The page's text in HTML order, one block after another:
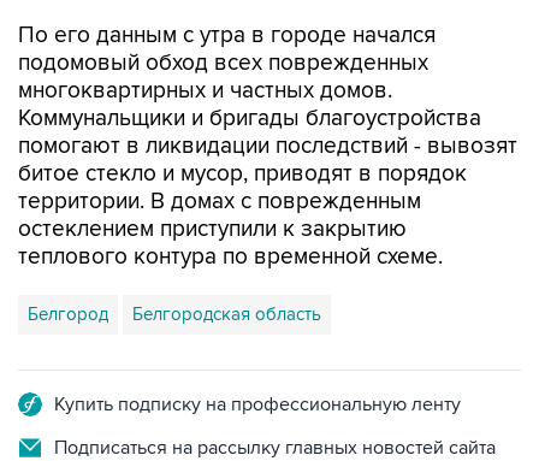
По его данным с утра в городе начался
подомовый обход всех поврежденных
многоквартирных и частных домов.
Коммунальщики и бригады благоустройства
помогают в ликвидации последствий - вывозят
битое стекло и мусор, приводят в порядок
территории. В домах с поврежденным
остеклением приступили к закрытию
теплового контура по временной схеме.
Белгород Белгородская область
Купить подписку на профессиональную ленту
Подписаться на рассылку главных новостей сайта